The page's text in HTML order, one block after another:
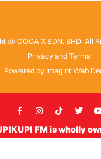
@ OOGA X SDN. BHD. All
Privacy and Terms
Powered by Imagint Web
FM is wholly